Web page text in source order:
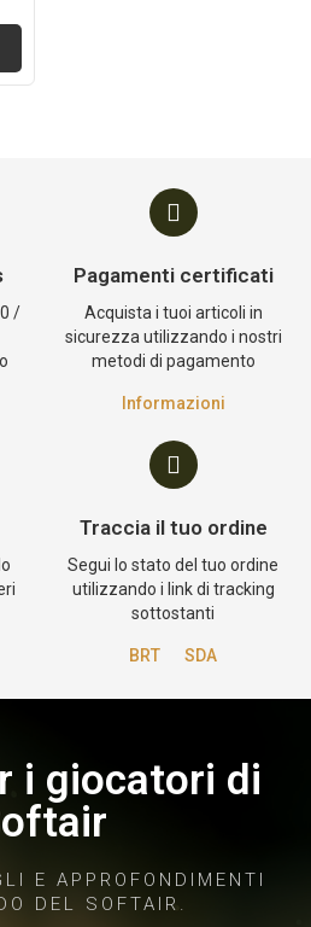
/
Pagamenti certificati
Acquista i tuoi articoli in
sicurezza utilizzando i nostri
metodi di pagamento
Informazioni
Traccia il tuo ordine
Segui lo stato del tuo ordine
utilizzando i link di tracking
sottostanti
BRT SDA
i giocatori di
E APPROFONDIMENTI
DEL SOFTAIR.